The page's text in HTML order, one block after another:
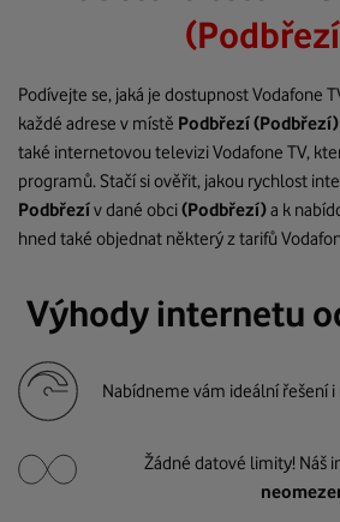
Podívejte se, jaká je dostupnost Vodafone
každé adrese v místě Podbřezí(Podbřezí)
také internetovou televizi Vodafone TV,
programů. Stačí si ověřit, jakou rychlost
Podbřezív dané obci(Podbřezí)a k
hned také objednat některý z tarifů
Výhody internetu
Nabídneme vám ideální řešení i
Žádné datové limity! Náš